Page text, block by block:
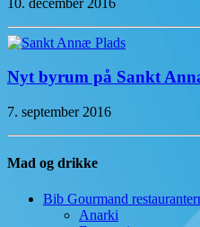
Nyt byrum på Sankt
7. september 2016
Mad og drikke
Bib Gourmand
Anarki